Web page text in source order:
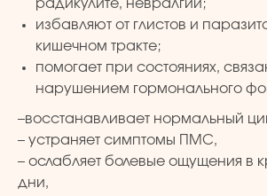
радикулите, невралгии;
избавляют от глистов и
кишечном тракте;
помогает при состояниях,
нарушением гормонального
–восстанавливает нормальный
– устраняет симптомы ПМС,
– ослабляет болевые ощущения в
дни,
Бады и витамины
Уход за лицом и телом
Уход за волосами
Каталог
Главная
TURK PRIME
КАТАЛОГ КЛИЕНТАМ